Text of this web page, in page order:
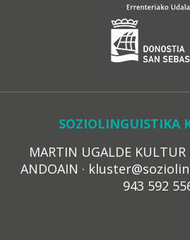
SOZIOLINGUISTIKA
MARTIN UGALDE KULTUR
ANDOAIN ·
943 592